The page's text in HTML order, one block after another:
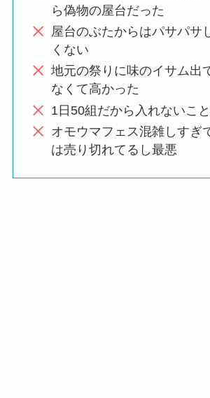
ら偽物の屋台だった
屋台のぶたからはパサパサ
くない
地元の祭りに味のイサム出
なくて高かった
1日50組だから入れないこ
オモウマフェス混雑しすぎ
は売り切れてるし最悪